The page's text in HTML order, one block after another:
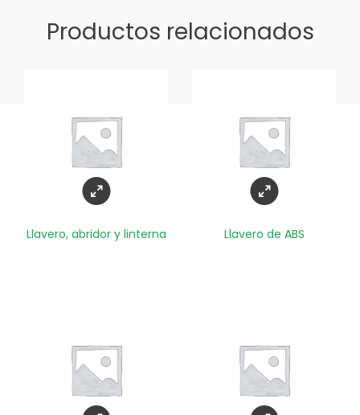
Productos relacionados
Llavero, abridor y linterna Llavero de ABS